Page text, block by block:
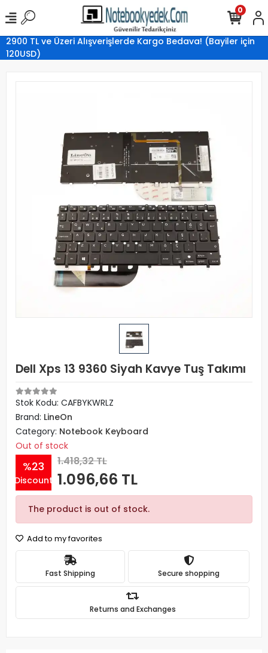
2900 TL ve Üzeri Alışverişlerde Kargo Bedava! (Bayiler için
120USD)
0
Dell Xps 13 9360 Siyah Kavye Tuş Takımı
Stok Kodu: CAFBYKWRLZ
Brand: LineOn
Category: Notebook Keyboard
Out of stock
%23
Discount
1.418,32 TL
1.096,66 TL
The product is out of stock.
Add to my favorites
Fast Shipping Secure shopping
Returns and Exchanges